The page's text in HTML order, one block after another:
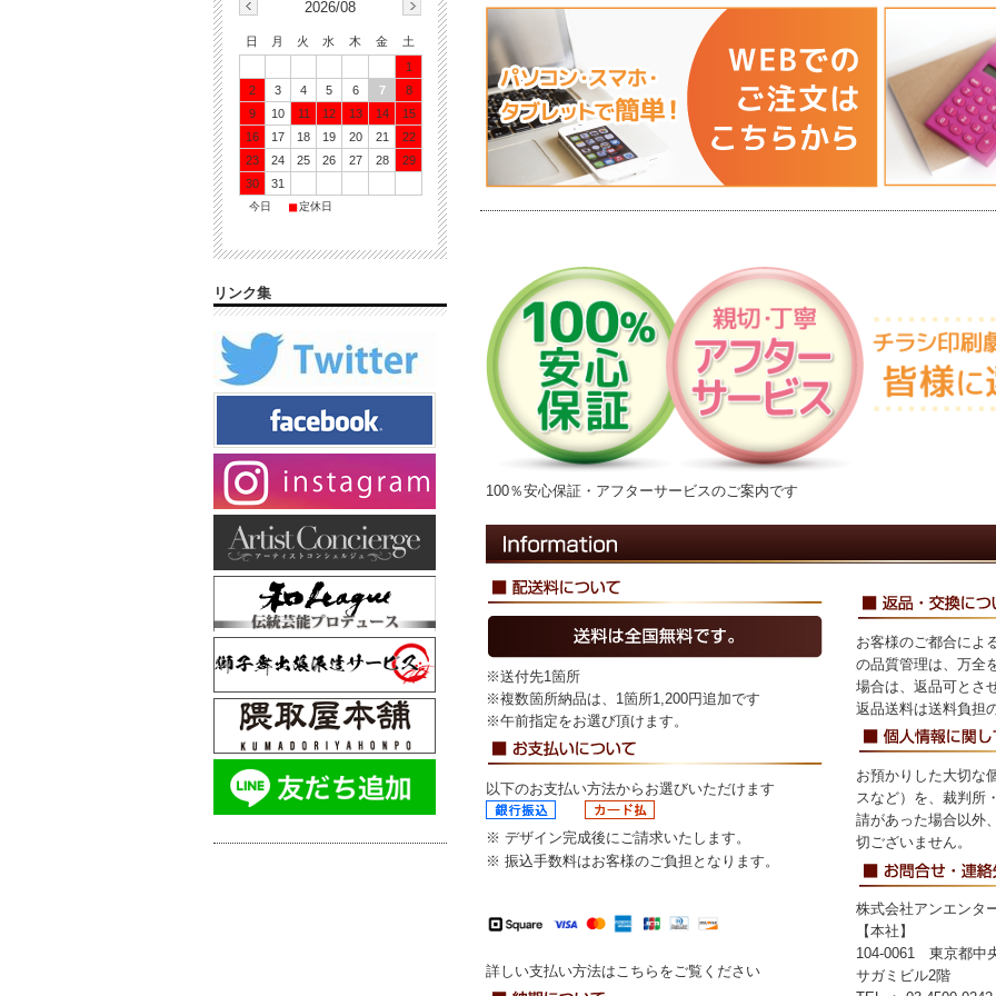
100％安心保証・アフターサービスのご案内です
※送付先1箇所
※複数箇所納品は、1箇所1,200円追加です
※午前指定をお選び頂けます。
以下のお支払い方法からお選びいただけます
※ デザイン完成後にご請求いたします。
※ 振込手数料はお客様のご負担となります。
詳しい支払い方法は こちら をご覧ください
お客様のご都合によ
の品質管理は、万全
場合は、返品可とさ
返品送料は送料負担
お預かりした大切な
スなど）を、裁判所
請があった場合以外
切ございません。
株式会社アンエンタ
【本社】
104-0061 東京都中
サガミビル2階
2026/08
日 月 火 水 木 金
土
1
2
3 4 5 6 7
8
9
10 11 12 13 14
15
16
17 18 19 20 21
22
23
24 25 26 27 28
29
30
31
今日 ■定休日
リンク集